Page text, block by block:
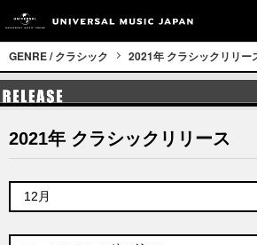
GENRE / クラシック 2021年 クラシックリリー
2021年 クラシックリリース